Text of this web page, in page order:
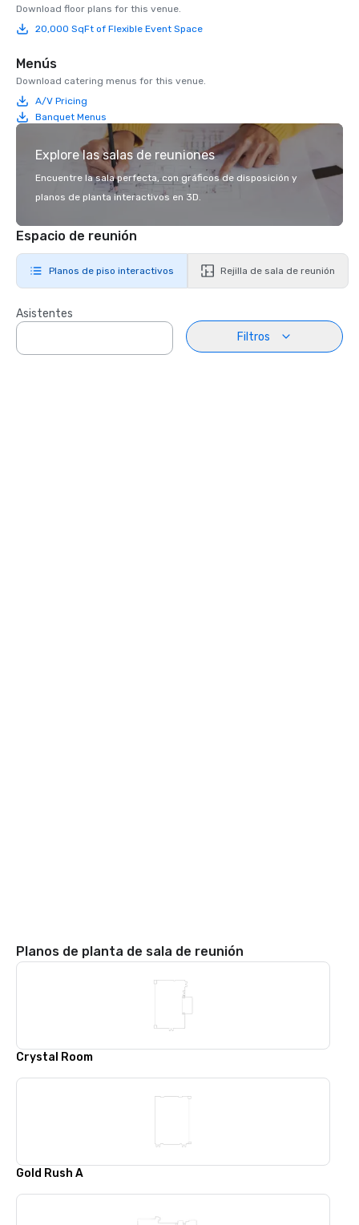
Download floor plans for this venue.
20,000 SqFt of Flexible Event Space
Menús
Download catering menus for this venue.
A/V Pricing
Banquet Menus
Explore las salas de reuniones
Encuentre la sala perfecta, con gráficos de disposición y
planos de planta interactivos en 3D.
Espacio de reunión
Planos de piso interactivos Rejilla de sala de reunión
Asistentes
Filtros
Planos de planta de sala de reunión
Crystal Room
Gold Rush A